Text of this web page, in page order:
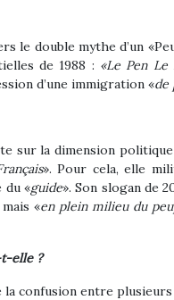
le double mythe d’un
de 1988 : «Le Pen Le
d’une immigration «de
sur la dimension
». Pour cela, elle
du «guide».Son slogan de
«en plein milieu du
t-elle ?
confusion entre